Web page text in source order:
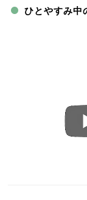
ひとやすみ中